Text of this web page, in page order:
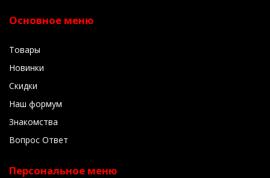
Основное меню
Товары
Новинки
Скидки
Наш формум
Знакомства
Вопрос Ответ
Персональное меню